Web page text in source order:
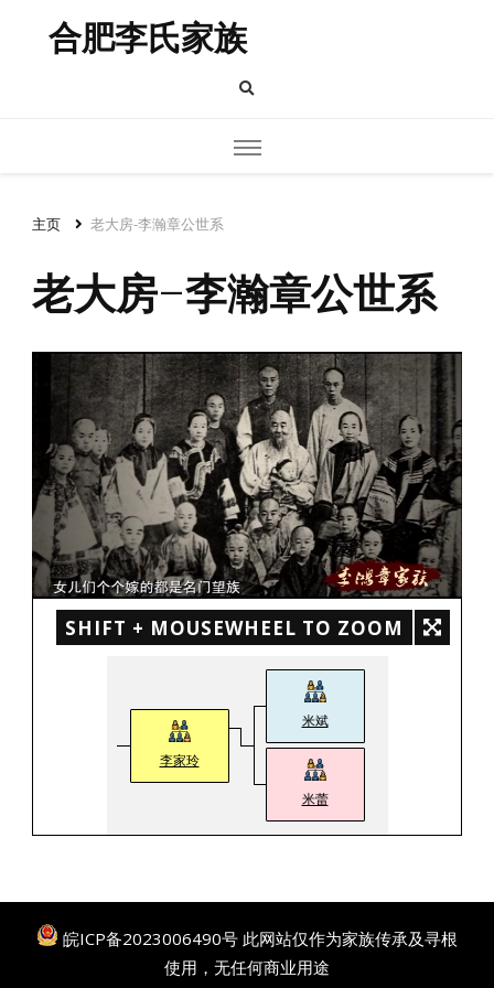
合肥李氏家族
主页 老大房-李瀚章公世系
老大房-李瀚章公世系
SHIFT + MOUSEWHEEL TO ZOOM
李家玲
米斌
米蕾
皖ICP备2023006490号 此网站仅作为家族传承及寻根
使用，无任何商业用途